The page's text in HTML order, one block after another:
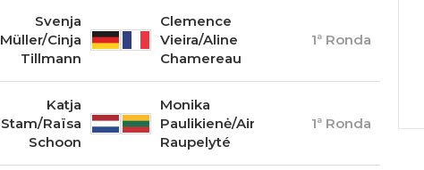
Svenja
Müller/Cinja
Tillmann
Clemence
Vieira/Aline
Chamereau
1ª Ronda
Katja
Stam/Raïsa
Schoon
Monika
Paulikienė/Ainė
Raupelyté
1ª Ronda